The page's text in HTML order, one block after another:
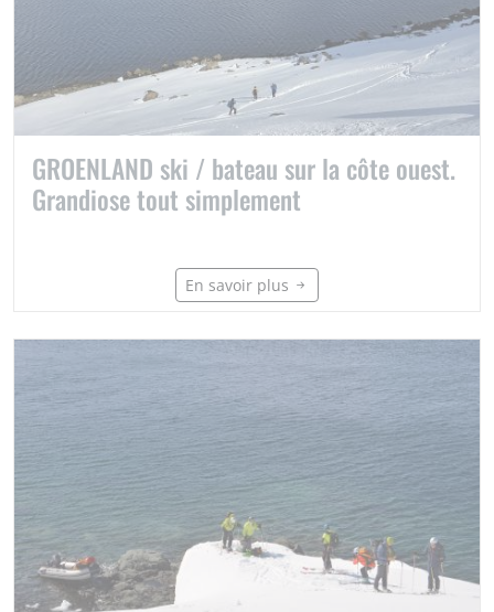
GROENLAND ski / bateau sur la côte ouest.
Grandiose tout simplement
En savoir plus